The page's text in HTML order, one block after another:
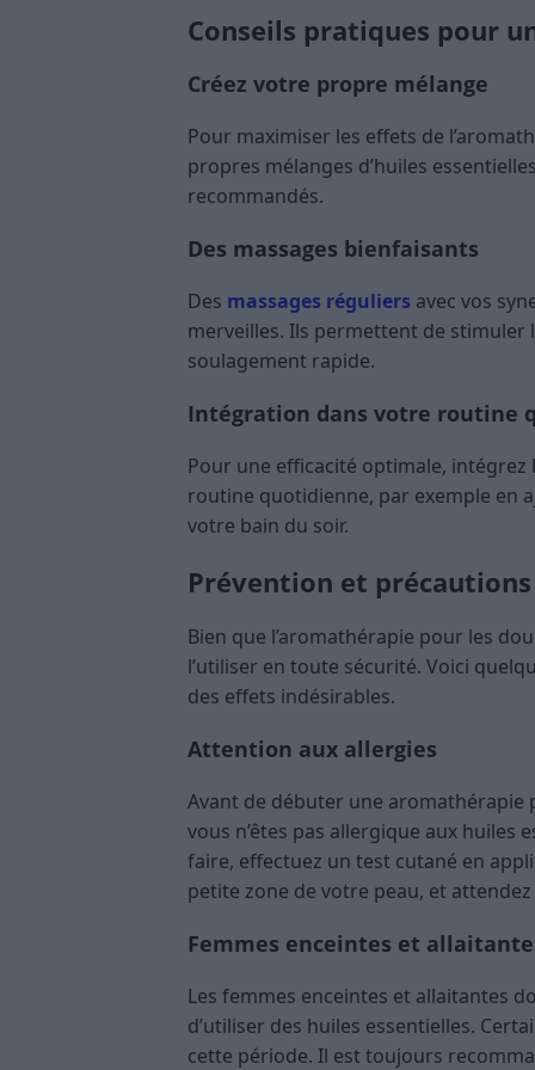
Conseils pratiques pour
Créez votre propre mélange
Pour maximiser les effets de
propres mélanges d’huiles
recommandés.
Des massages bienfaisants
Des massages réguliers avec vos
merveilles. Ils permettent de stimuler
soulagement rapide.
Intégration dans votre routine
Pour une efficacité optimale,
routine quotidienne, par exemple en
votre bain du soir.
Prévention et précautions
Bien que l’aromathérapie pour les
l’utiliser en toute sécurité. Voici
des effets indésirables.
Attention aux allergies
Avant de débuter une aromathérapie
vous n’êtes pas allergique aux huiles
faire, effectuez un test cutané en
petite zone de votre peau, et
Femmes enceintes et
Les femmes enceintes et allaitantes
d’utiliser des huiles essentielles.
cette période. Il est toujours